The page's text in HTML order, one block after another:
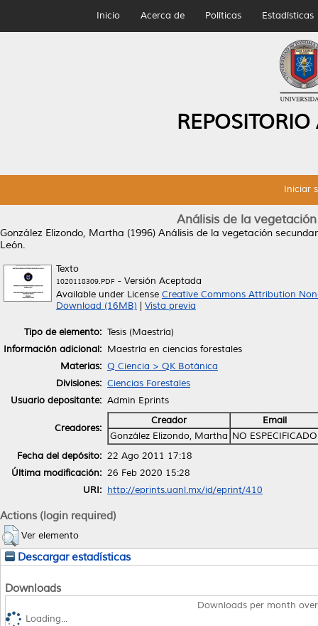
Inicio Acerca de Políticas Estadísticas
Iniciar
Análisis de la
González Elizondo, Martha (1996) Análisis de la vegetación
León.
Texto
1020118309.PDF - Versión Aceptada
Available under License Creative Commons Attribution
Download (16MB)
Vista previa
Tipo de elemento: Tesis (Maestría)
Información adicional: Maestría en ciencias forestales
Materias: Q Ciencia > QK Botánica
Divisiones: Ciencias Forestales
Usuario depositante: Admin Eprints
Creadores:
Creador
Email
González Elizondo, Martha NO ESPECIFICADO
Fecha del depósito: 22 Ago 2011 17:18
Última modificación: 26 Feb 2020 15:28
URI: http://eprints.uanl.mx/id/eprint/410
Actions (login required)
Ver elemento
Descargar estadísticas
Downloads
Downloads per month
Loading...